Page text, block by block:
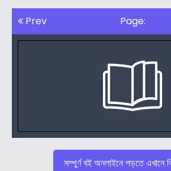
Prev Page:
সম্পুর্ণ বই অনলাইনে পড়তে এখানে